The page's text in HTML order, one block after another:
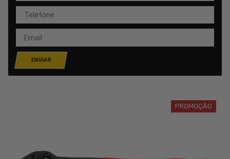
ENVIAR
PROMOÇÃO